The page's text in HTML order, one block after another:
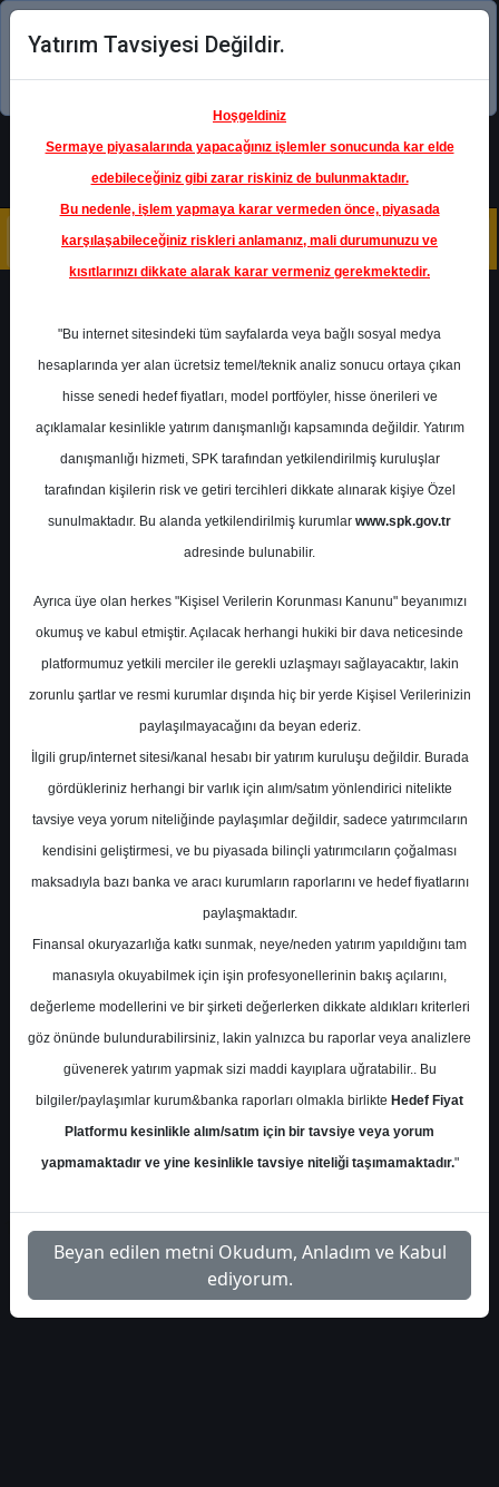
Şimdi uygulamayı indirin!
Ana Sayfa
Raporlar
KuveytTürk Yatırım
Rapor Detay
Günlük Bülten ve Şirket
Haberleri
A- A+
Günlük Bülten ve Şirket Haberleri
Salı, 20 Ocak 2026 00:00
S.No Dosya Adı İndir
1
kuveyt-turk-gunluk-
bulten-666224
İlgili Dosyayı
İndir
Yatırım Tavsiyesi Değildir.
Hoşgeldiniz
Sermaye piyasalarında yapacağınız işlemler sonucunda kar elde
edebileceğiniz gibi zarar riskiniz de bulunmaktadır.
Bu nedenle, işlem yapmaya karar vermeden önce, piyasada
karşılaşabileceğiniz riskleri anlamanız, mali durumunuzu ve
kısıtlarınızı dikkate alarak karar vermeniz gerekmektedir.
"Bu internet sitesindeki tüm sayfalarda veya bağlı sosyal medya
hesaplarında yer alan ücretsiz temel/teknik analiz sonucu ortaya çıkan
hisse senedi hedef fiyatları, model portföyler, hisse önerileri ve
açıklamalar kesinlikle yatırım danışmanlığı kapsamında değildir. Yatırım
danışmanlığı hizmeti, SPK tarafından yetkilendirilmiş kuruluşlar
tarafından kişilerin risk ve getiri tercihleri dikkate alınarak kişiye Özel
sunulmaktadır. Bu alanda yetkilendirilmiş kurumlar www.spk.gov.tr
adresinde bulunabilir.
Ayrıca üye olan herkes "Kişisel Verilerin Korunması Kanunu" beyanımızı
okumuş ve kabul etmiştir. Açılacak herhangi hukiki bir dava neticesinde
platformumuz yetkili merciler ile gerekli uzlaşmayı sağlayacaktır, lakin
zorunlu şartlar ve resmi kurumlar dışında hiç bir yerde Kişisel Verilerinizin
paylaşılmayacağını da beyan ederiz.
İlgili grup/internet sitesi/kanal hesabı bir yatırım kuruluşu değildir. Burada
gördükleriniz herhangi bir varlık için alım/satım yönlendirici nitelikte
tavsiye veya yorum niteliğinde paylaşımlar değildir, sadece yatırımcıların
kendisini geliştirmesi, ve bu piyasada bilinçli yatırımcıların çoğalması
maksadıyla bazı banka ve aracı kurumların raporlarını ve hedef fiyatlarını
paylaşmaktadır.
Finansal okuryazarlığa katkı sunmak, neye/neden yatırım yapıldığını tam
manasıyla okuyabilmek için işin profesyonellerinin bakış açılarını,
değerleme modellerini ve bir şirketi değerlerken dikkate aldıkları kriterleri
göz önünde bulundurabilirsiniz, lakin yalnızca bu raporlar veya analizlere
güvenerek yatırım yapmak sizi maddi kayıplara uğratabilir.. Bu
bilgiler/paylaşımlar kurum&banka raporları olmakla birlikte Hedef Fiyat
Platformu kesinlikle alım/satım için bir tavsiye veya yorum
yapmamaktadır ve yine kesinlikle tavsiye niteliği taşımamaktadır."
Beyan edilen metni Okudum, Anladım ve Kabul
ediyorum.